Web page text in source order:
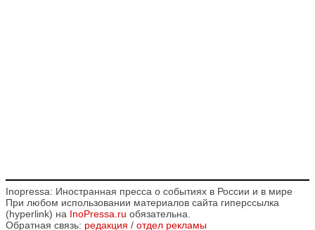
Inopressa: Иностранная пресса о событиях в России и в мире
При любом использовании материалов сайта гиперссылка
(hyperlink) на InoPressa.ru обязательна.
Обратная связь: редакция / отдел рекламы